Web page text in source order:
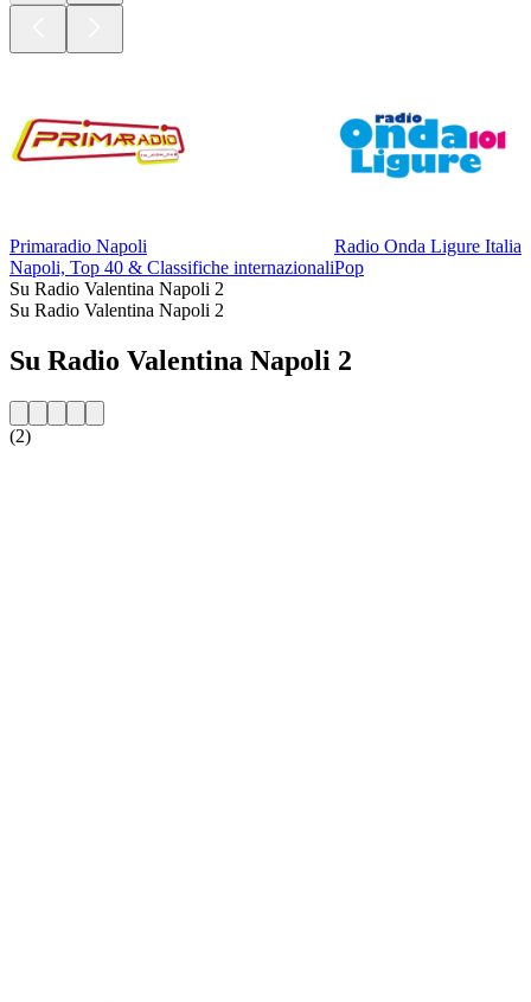
Primaradio Napoli
Napoli, Top 40 & Classifiche internazionali
Radio Onda Ligure Italia
Pop
Su Radio Valentina Napoli 2
Su Radio Valentina Napoli 2
Su Radio Valentina Napoli 2
(2)